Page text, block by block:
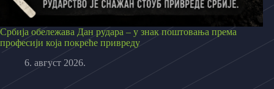
Србија обележава Дан рудара – у знак поштовања према
професији која покреће привреду
6. август 2026.